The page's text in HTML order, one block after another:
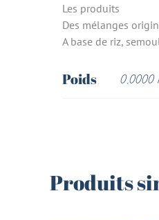
Les produits
Des mélanges
A base de riz,
Poids 0,0000
Produits